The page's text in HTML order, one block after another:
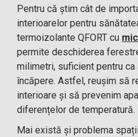
Pentru că știm cât de
interioarelor pentru
termoizolante QFORT cu
permite deschiderea
milimetri, suficient pentru
încăpere. Astfel, reușim să
interioare și să prevenim
diferențelor de temperatură.
Mai există și problema